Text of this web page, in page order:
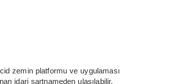
zemin platformu ve uygulaması
idari şartnameden ulaşılabilir.